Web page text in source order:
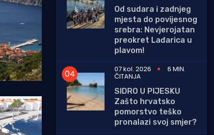
Od sudara i zadnjeg
mjesta do povijesnog
srebra: Nevjerojatan
preokret Lađarica u
plavom!
07 kol. 2026
6 MIN.
ČITANJA
SIDRO U PIJESKU
Zašto hrvatsko
pomorstvo teško
pronalazi svoj smjer?